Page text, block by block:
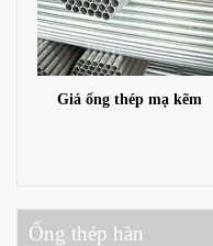
Giá ống thép mạ kẽm
Ống thép hàn